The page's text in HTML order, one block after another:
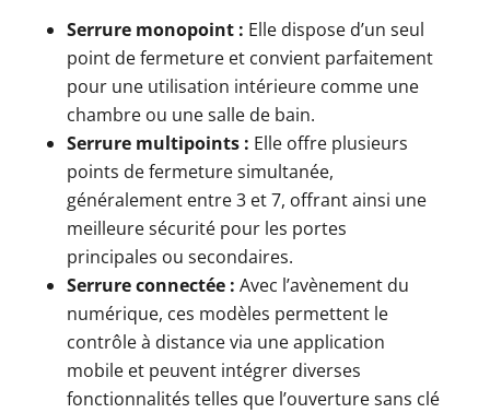
Serrure monopoint : Elle dispose d’un seul
point de fermeture et convient parfaitement
pour une utilisation intérieure comme une
chambre ou une salle de bain.
Serrure multipoints : Elle offre plusieurs
points de fermeture simultanée,
généralement entre 3 et 7, offrant ainsi une
meilleure sécurité pour les portes
principales ou secondaires.
Serrure connectée : Avec l’avènement du
numérique, ces modèles permettent le
contrôle à distance via une application
mobile et peuvent intégrer diverses
fonctionnalités telles que l’ouverture sans clé